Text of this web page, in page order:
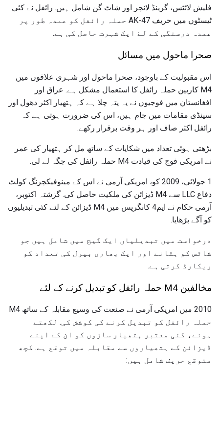
فلیش لائٹس، گرینڈ لانچر اور شاٹ گن شامل ہیں. رائفل نے کئی
ٹیسٹوں میں حریف AK-47 حملہ رائفل کو عمدہ طور پر
عمدہ درستگی کے لۓ ایک شہرت حاصل کی ہے.
صحرا ماحول میں مسائل
اس مقبولیت کے باوجود، صحرا ماحول اور شہری علاقوں میں
M4 کاربین حملہ رائفل کا استعمال مشکل ہے. عراق اور
افغانستان میں فوجیوں نے یہ پتہ چلا ہے کہ ہتھیار اکثر دھول اور
سینڈی مقامات میں جام ہیں، اس کی ضرورت ہوتی ہے کہ
رائفل اکثر صاف اور ہر وقت برقرار رکھے.
بڑھتی ہوئی تعداد میں شکایات کے ساتھ مل کر ہتھیار کی عمر
نے امریکی فوج کی قیادت M4 حملہ رائفل کی جگہ لے لی.
1 جولائی، 2009 کو، امریکی آرمی نے اس کے مینوفیکچرنگ کولٹ
دفاع LLC سے M4 ڈیزائن کی ملکیت حاصل کی. گزشتہ اکتوبر،
آرمی حکام نے ایم4 کانگریس میں M4 ڈیزائن کے لئے کئی تبدیلیوں
کو آگے بڑھایا.
درخواست میں تبدیلیاں ایک گیج میں شامل ہیں جو
شاٹس کو ہٹانے اور ایک بھاری بیرل کی تعداد کو
ریکارڈ کرتی ہے.
مخالفین M4 حملہ رائفل کو تبدیل کرنے کے لئے
2010 میں امریکی آرمی نے صنعت کی وسیع مقابلہ کے ساتھ M4
حملہ رائفل کو تبدیل کرنے کی کوشش کی. لکھتے
ہوئے، کئی معتبر ہتھیار سازوں کو ان کے اپنے
ڈیزائن کے ہتھیاروں سے مقابلہ میں توقع ہے. کچھ
متوقع حریف شامل ہیں: